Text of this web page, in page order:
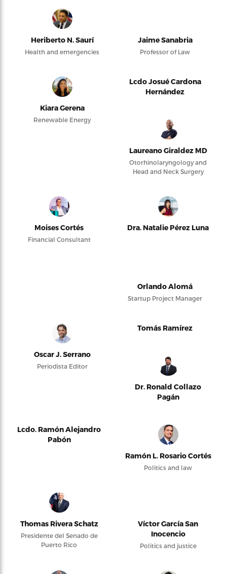
Heriberto N. Saurí
Health and emergencies
Jaime Sanabria
Professor of Law
Kiara Gerena
Renewable Energy
Lcdo Josué Cardona
Hernández
Laureano Giraldez MD
Otorhinolaryngology and
Head and Neck Surgery
Moises Cortés
Financial Consultant
Dra. Natalie Pérez Luna
Orlando Alomá
Startup Project Manager
Oscar J. Serrano
Periodista Editor
Tomás Ramírez
Dr. Ronald Collazo
Pagán
Lcdo. Ramón Alejandro
Pabón
Ramón L. Rosario Cortés
Politics and law
Thomas Rivera Schatz
Presidente del Senado de
Puerto Rico
Víctor García San
Inocencio
Politics and justice